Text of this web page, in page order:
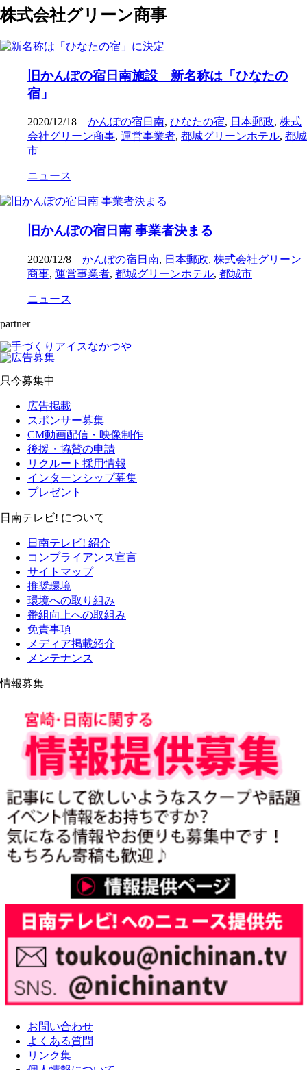
株式会社グリーン商事
旧かんぽの宿日南施設 新名称は「ひなたの
宿」
2020/12/18 かんぽの宿日南, ひなたの宿, 日本郵政, 株式
会社グリーン商事, 運営事業者, 都城グリーンホテル, 都城
市
ニュース
旧かんぽの宿日南 事業者決まる
2020/12/8 かんぽの宿日南, 日本郵政, 株式会社グリーン
商事, 運営事業者, 都城グリーンホテル, 都城市
ニュース
partner
只今募集中
広告掲載
スポンサー募集
CM動画配信・映像制作
後援・協賛の申請
リクルート採用情報
インターンシップ募集
プレゼント
日南テレビ! について
日南テレビ! 紹介
コンプライアンス宣言
サイトマップ
推奨環境
環境への取り組み
番組向上への取組み
免責事項
メディア掲載紹介
メンテナンス
情報募集
お問い合わせ
よくある質問
リンク集